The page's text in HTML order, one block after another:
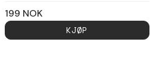
199 NOK
KJØP